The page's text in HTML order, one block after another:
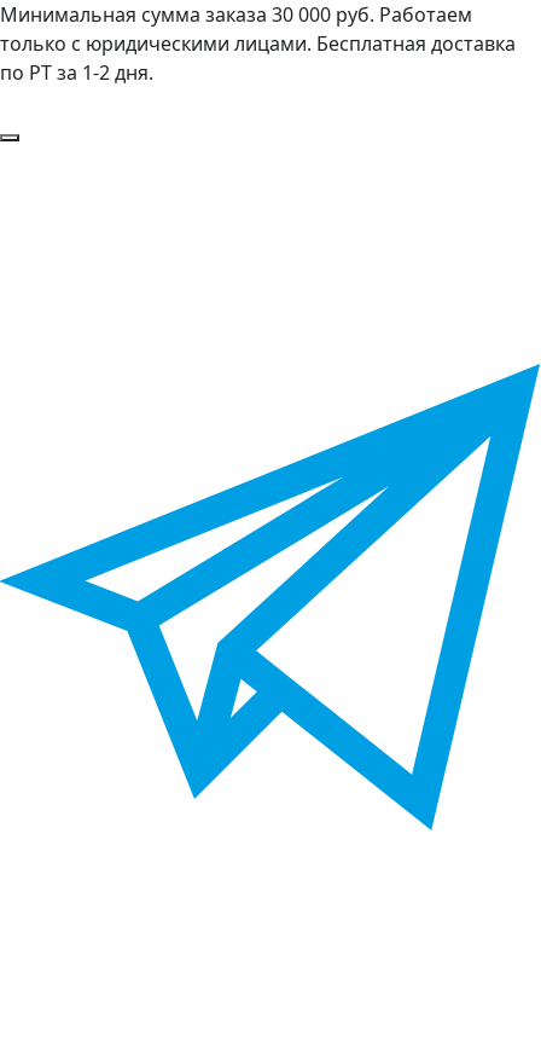
Минимальная сумма заказа 30 000 руб. Работаем
только с юридическими лицами. Бесплатная доставка
по РТ за 1-2 дня.